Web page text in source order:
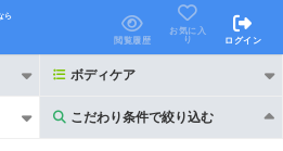
ら
閲覧履歴
お気に入
り
ログイン
ボディケア
こだわり条件で絞り込む
こだわり条件で絞り込む